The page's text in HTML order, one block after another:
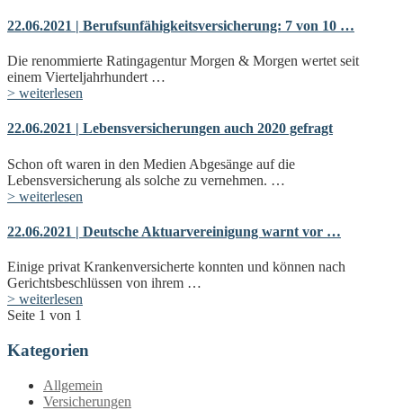
22.06.2021 | Berufsunfähigkeitsversicherung: 7 von 10 …
Die renommierte Ratingagentur Morgen & Morgen wertet seit
einem Vierteljahrhundert …
> weiterlesen
22.06.2021 | Lebensversicherungen auch 2020 gefragt
Schon oft waren in den Medien Abgesänge auf die
Lebensversicherung als solche zu vernehmen. …
> weiterlesen
22.06.2021 | Deutsche Aktuarvereinigung warnt vor …
Einige privat Krankenversicherte konnten und können nach
Gerichtsbeschlüssen von ihrem …
> weiterlesen
Seite 1 von 1
Kategorien
Allgemein
Versicherungen